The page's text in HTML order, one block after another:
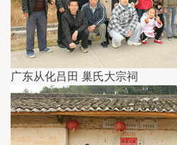
广东从化吕田 巢氏大宗祠